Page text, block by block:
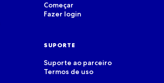
Começar
Fazer login
SUPORTE
Suporte ao parceiro
Termos de uso